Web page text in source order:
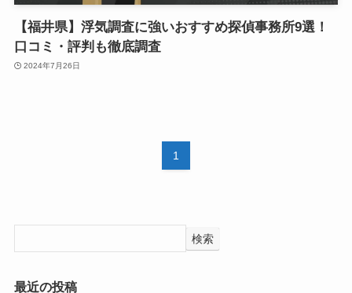
【福井県】浮気調査に強いおすすめ探偵事務所9選！
口コミ・評判も徹底調査
2024年7月26日
1
検索
最近の投稿